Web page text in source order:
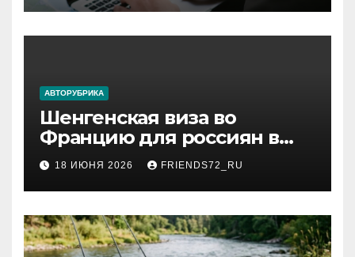
АВТОРУБРИКА
Шенгенская виза во
Францию для россиян в
2026 году: сроки от 3 дней
и список необходимых
документов
18 ИЮНЯ 2026 FRIENDS72_RU